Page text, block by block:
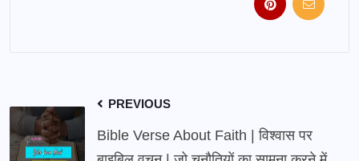
PREVIOUS
Bible Verse About Faith | विश्वास पर